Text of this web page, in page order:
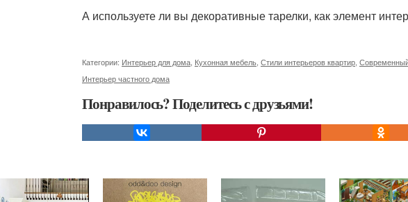
А используете ли вы декоративные тарелки, как элемент
Категории: Интерьер для дома Кухонная мебель Стили интерьеров квартир
Интерьер частного дома
Понравилось? Поделитесь с друзьями!